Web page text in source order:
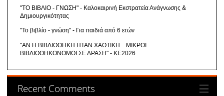
"ΤΟ ΒΙΒΛΙΟ - ΓΝΩΣΗ" - Καλοκαιρινή Εκστρατεία Ανάγνωσης &
Δημιουργικότητας
"Το βιβλίο - γνώση" - Για παιδιά από 6 ετών
"ΑΝ Η ΒΙΒΛΙΟΘΗΚΗ ΗΤΑΝ ΧΑΟΤΙΚΗ... ΜΙΚΡΟΙ
ΒΙΒΛΙΟΘΗΚΟΝΟΜΟΙ ΣΕ ΔΡΑΣΗ" - ΚΕ2026
Recent Comments